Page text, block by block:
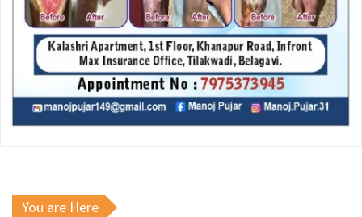
You are Here